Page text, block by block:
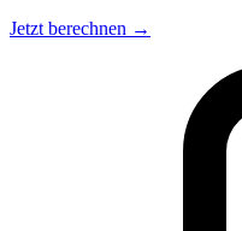
Jetzt berechnen →